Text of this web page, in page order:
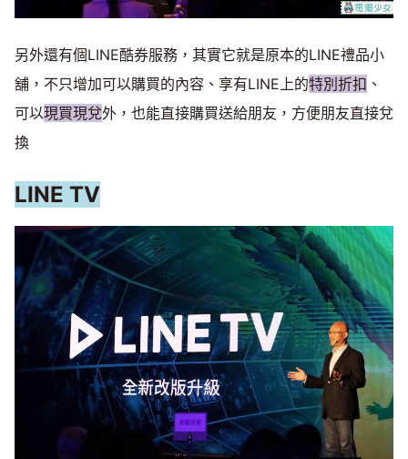
另外還有個LINE酷券服務，其實它就是原本的LINE禮品小
舖，不只增加可以購買的內容、享有LINE上的特別折扣 、
可以現買現兌外，也能直接購買送給朋友，方便朋友直接兌
換
LINE TV